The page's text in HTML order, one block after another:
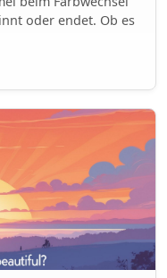
oder endet. Ob es